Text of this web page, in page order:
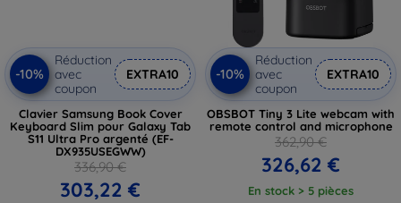
-10%
Réduction
avec
coupon
EXTRA10
Clavier Samsung Book Cover
Keyboard Slim pour Galaxy Tab
S11 Ultra Pro argenté (EF-
DX935USEGWW)
336,90 €
303,22 €
-10%
Réduction
avec
coupon
EXTRA10
OBSBOT Tiny 3 Lite webcam with
remote control and microphone
362,90 €
326,62 €
En stock > 5 pièces